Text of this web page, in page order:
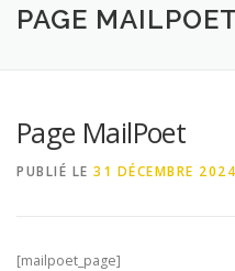
ACCUEIL NOS
VELOS ELECTRIQUES
PAGE MAILPOET
Page MailPoet
PUBLIÉ LE 31 DÉCEMBRE 2024
[mailpoet_page]